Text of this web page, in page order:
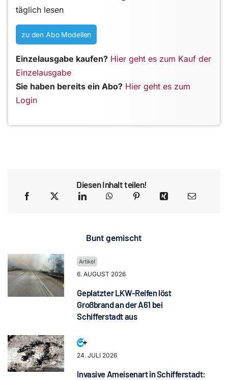
täglich lesen
zu den Abo Modellen
Einzelausgabe kaufen? Hier geht es zum Kauf der
Einzelausgabe
Sie haben bereits ein Abo? Hier geht es zum
Login
Diesen Inhalt teilen!
Bunt gemischt
6. AUGUST 2026
Geplatzter LKW-Reifen löst
Großbrand an der A61 bei
Schifferstadt aus
24. JULI 2026
Invasive Ameisenart in Schifferstadt: